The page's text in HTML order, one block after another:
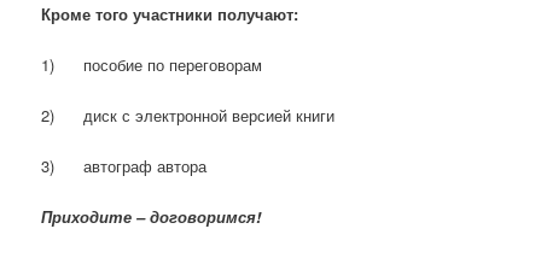
Кроме того участники получают:
1) пособие по переговорам
2) диск с электронной версией книги
3) автограф автора
Приходите – договоримся!